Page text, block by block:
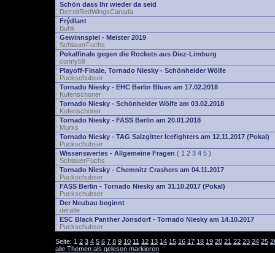
Schön dass Ihr wieder da seid
DetroitRedWingsCanada
Frýdlant
Buhli
Gewinnspiel - Meister 2019
SchlauerFuchs
Pokalfinale gegen die Rockets aus Diez-Limburg
conny59
Playoff-Finale, Tornado Niesky - Schönheider Wölfe
Puckschubser
Tornado Niesky - EHC Berlin Blues am 17.02.2018
Kufenschoner
Tornado Niesky - Schönheider Wölfe am 03.02.2018
Kufenschoner
Tornado Niesky - FASS Berlin am 20.01.2018
Murks
Tornado Niesky - TAG Salzgitter Icefighters am 12.11.2017 (Pokal)
Puckschubser
Wissenswertes - Allgemeine Fragen ( 1 2 3 4 5 )
SchlauerFuchs
Tornado Niesky - Chemnitz Crashers am 04.11.2017
Puckschubser
FASS Berlin - Tornado Niesky am 31.10.2017 (Pokal)
Puckschubser
Der Neubau beginnt
deralte
ESC Black Panther Jonsdorf - Tornado Niesky am 14.10.2017
Puckschubser
Seite: 1 2 3 4 5 6 7 8 9 10 11 12 13 14 15 16 17 18 19 20 21 22 23 24 25
alle Themen als gelesen markieren